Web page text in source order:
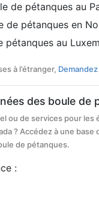
de pétanques au
de pétanques en
pétanques au
à l’étranger,
des boule de
ou de services pour
? Accédez à une
de pétanques.
: